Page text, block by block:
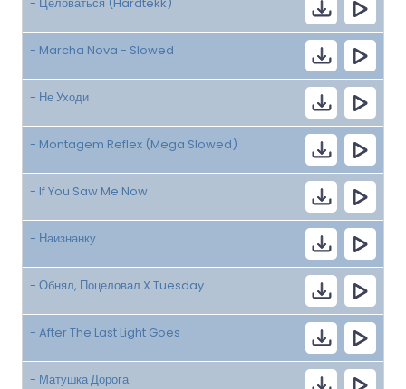
- Marcha Nova - Slowed
- Не Уходи
- Montagem Reflex (Mega Slowed)
- If You Saw Me Now
- Наизнанку
- Обнял, Поцеловал X Tuesday
- After The Last Light Goes
- Матушка Дорога